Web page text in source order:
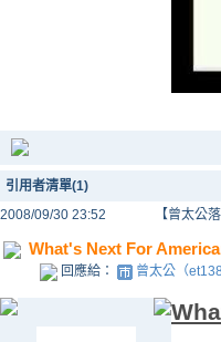
引用者清單(1)
2008/09/30 23:52
【曾太公
What's Next For
回應給： 曾太公（